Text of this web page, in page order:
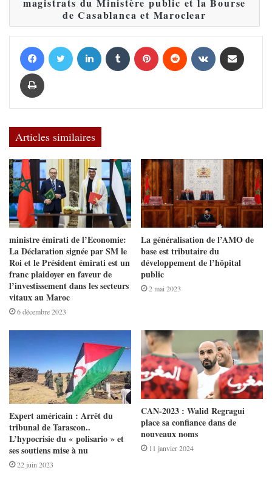
de Casablanca et Maroclear
Articles similaires
ministre émirati de l’Economie:
La Déclaration signée par SM le
Roi et le Président émirati est un
franc plaidoyer en faveur de
l’investissement dans les secteurs
vitaux au Maroc
6 décembre 2023
La généralisation de l’AMO de
base est tributaire du
développement de l’hôpital
public
2 mai 2023
Expert américain : Arrêt du
tribunal de Tarascon..
L’hypocrisie du « polisario » et
ses soutiens mise à nu
22 juin 2023
CAN-2023 : Walid Regragui
place sa confiance dans de
nouveaux noms
11 janvier 2024